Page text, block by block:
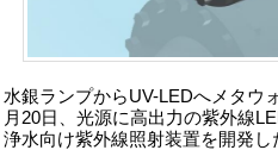
水銀ランプからUV-LEDへメタウ
月20日、光源に高出力の紫外線
浄水向け紫外線照射装置を開発